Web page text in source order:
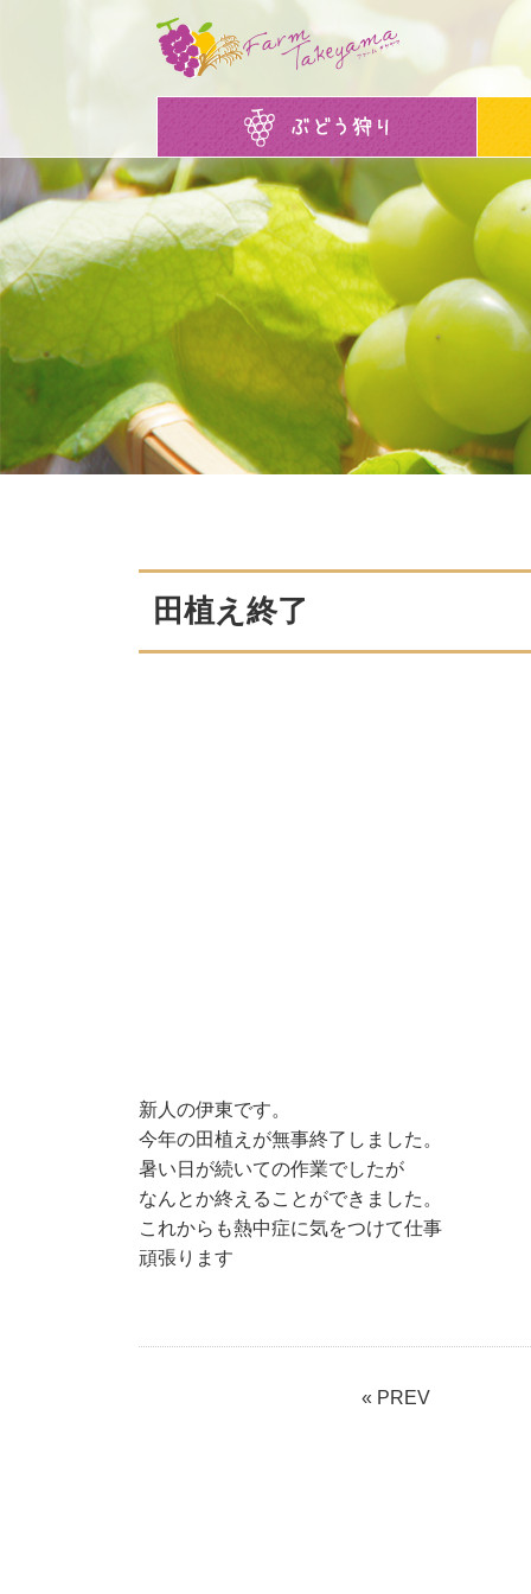
田植え終了
新人の伊東です。
今年の田植えが無事終了しました。
暑い日が続いての作業でしたが
なんとか終えることができました。
これからも熱中症に気をつけて仕事
頑張ります
« PREV